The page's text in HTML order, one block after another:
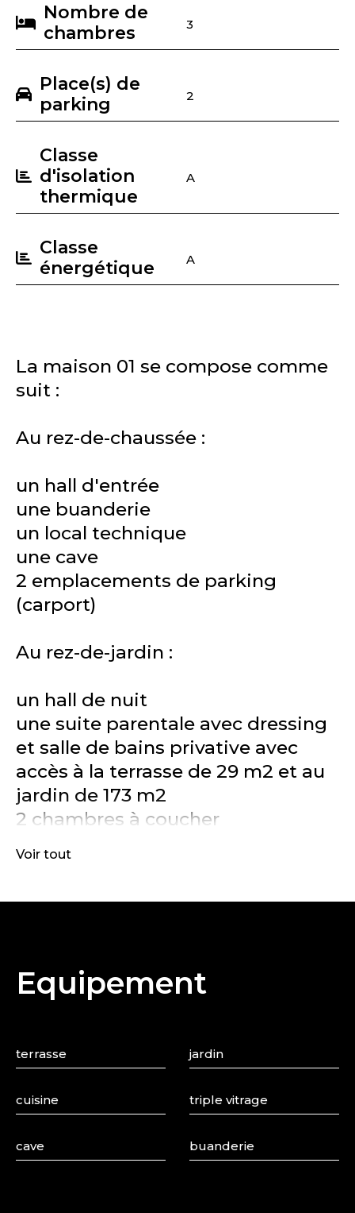
Nombre de
chambres
3
Place(s) de
parking
2
Classe
d'isolation
thermique
A
Classe
énergétique
A
La maison 01 se compose comme
suit :
Au rez-de-chaussée :
un hall d'entrée
une buanderie
un local technique
une cave
2 emplacements de parking
(carport)
Au rez-de-jardin :
un hall de nuit
une suite parentale avec dressing
et salle de bains privative avec
accès à la terrasse de 29 m2 et au
jardin de 173 m2
2 chambres à coucher
terrasse de 23 m2
Schieren
Voir tout
Equipement
terrasse
cuisine
cave
jardin
triple vitrage
buanderie